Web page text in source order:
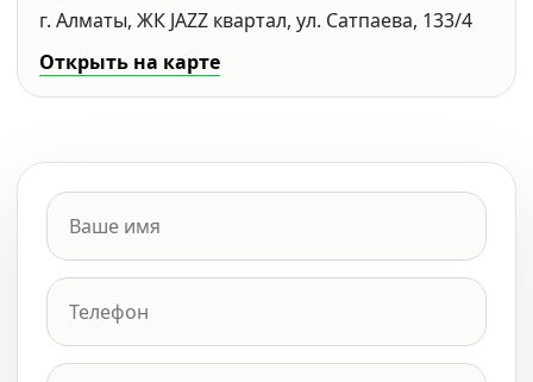
г. Алматы, ЖК JAZZ квартал, ул. Сатпаева, 133/4
Открыть на карте